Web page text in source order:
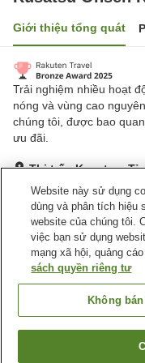
Giới thiệu tổng quát
Trải nghiệm nhiều hoạt
nóng và vùng cao
chúng tôi, được bao
ưu đãi.
Thị trấn Kusatsu,
Hiển thị trên bản đồ
Tuyệt vời Đánh
Tiện nghi chỗ nghỉ
Bãi đỗ xe
Kusatsu Onsen Kusatsu Now
Website này sử dụng
dùng và phân tích
website của chúng tôi.
việc bạn sử dụng
mạng xã hội, quảng
sách quyền riêng tư
Không